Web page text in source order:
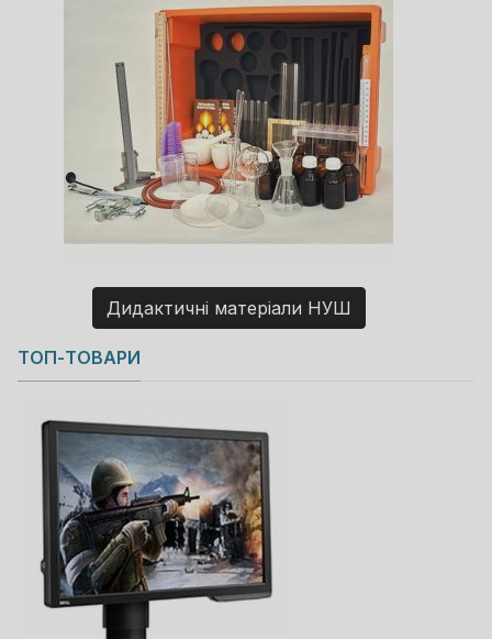
Дидактичні матеріали НУШ
Copyright MAXXmarketing GmbH
JoomShopping Download & Support
ТОП-ТОВАРИ